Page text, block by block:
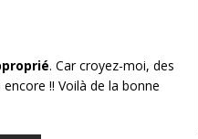
. Car croyez-moi, des
!! Voilà de la bonne